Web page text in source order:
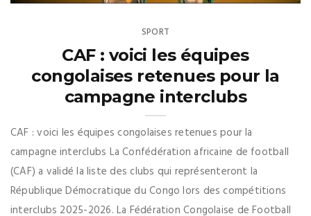
SPORT
CAF : voici les équipes
congolaises retenues pour la
campagne interclubs
CAF : voici les équipes congolaises retenues pour la
campagne interclubs La Confédération africaine de football
(CAF) a validé la liste des clubs qui représenteront la
République Démocratique du Congo lors des compétitions
interclubs 2025-2026. La Fédération Congolaise de Football